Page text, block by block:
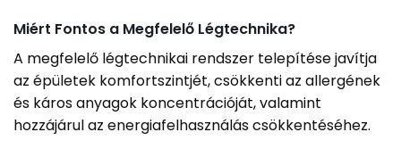
Miért Fontos a Megfelelő Légtechnika?
A megfelelő légtechnikai rendszer telepítése javítja
az épületek komfortszintjét, csökkenti az allergének
és káros anyagok koncentrációját, valamint
hozzájárul az energiafelhasználás csökkentéséhez.